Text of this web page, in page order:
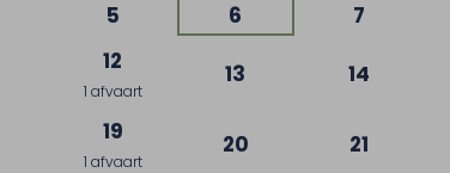
5 6 7
12
1 afvaart
13 14
19
1 afvaart
20 21